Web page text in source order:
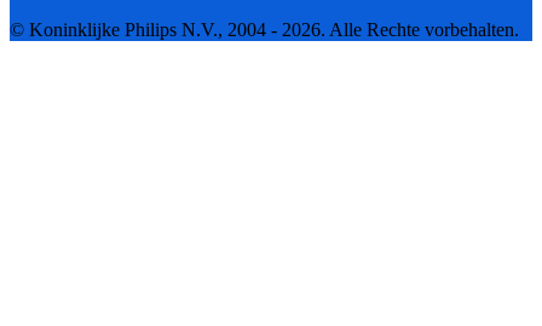
© Koninklijke Philips N.V., 2004 - 2026. Alle Rechte vorbehalten.